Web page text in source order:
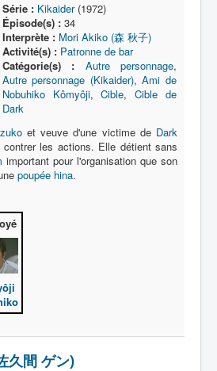
Série : Kikaider(1972)
Épisode(s) :34
Interprète : Mori Akiko (森 秋子)
Activité(s) : Patronne de bar
Catégorie(s) :
Autre personnage,
Autre personnage (Kikaider),Ami de
Nobuhiko Kômyôji,Cible,Cible de
Dark
et veuve d'une victime de Dark
les actions. Elle détient sans
important pour l'organisation que son
poupée hina.
久間 ゲン)